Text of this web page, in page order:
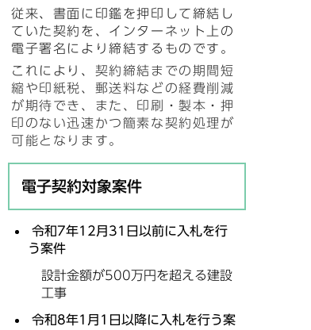
従来、書面に印鑑を押印して締結し
ていた契約を、インターネット上の
電子署名により締結するものです。
これにより、 契約締結までの期間短
縮や印紙税、郵送料などの経費削減
が期待でき、また、印刷・製本・押
印のない迅速かつ簡素な契約処理が
可能となります。
電子契約対象案件
令和7年12月31日以前に入札を行
う案件
設計金額が500万円を超える建設
工事
令和8年1月1日以降に入札を行う案